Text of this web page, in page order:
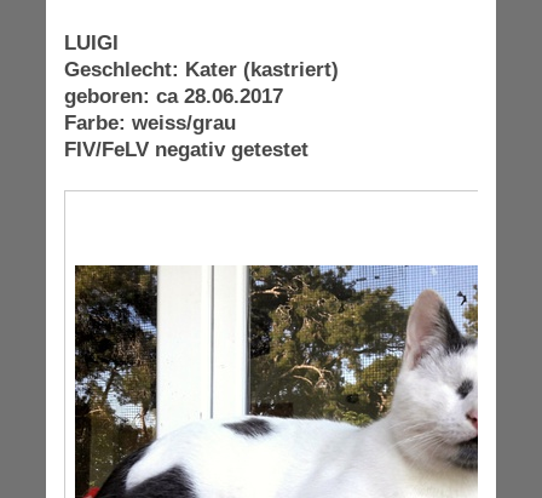
LUIGI
Geschlecht: Kater (kastriert)
geboren: ca 28.06.2017
Farbe: weiss/grau
FIV/FeLV negativ getestet